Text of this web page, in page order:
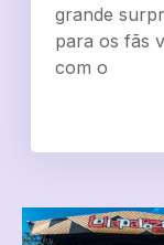
grande
para os fãs
com o